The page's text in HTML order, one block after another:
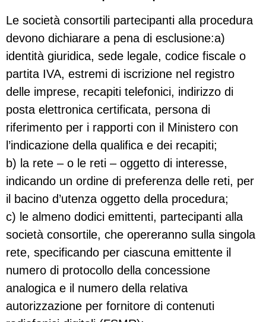
Le società consortili partecipanti alla procedura
devono dichiarare a pena di esclusione:a)
identità giuridica, sede legale, codice fiscale o
partita IVA, estremi di iscrizione nel registro
delle imprese, recapiti telefonici, indirizzo di
posta elettronica certificata, persona di
riferimento per i rapporti con il Ministero con
l’indicazione della qualifica e dei recapiti;
b) la rete – o le reti – oggetto di interesse,
indicando un ordine di preferenza delle reti, per
il bacino d’utenza oggetto della procedura;
c) le almeno dodici emittenti, partecipanti alla
società consortile, che opereranno sulla singola
rete, specificando per ciascuna emittente il
numero di protocollo della concessione
analogica e il numero della relativa
autorizzazione per fornitore di contenuti